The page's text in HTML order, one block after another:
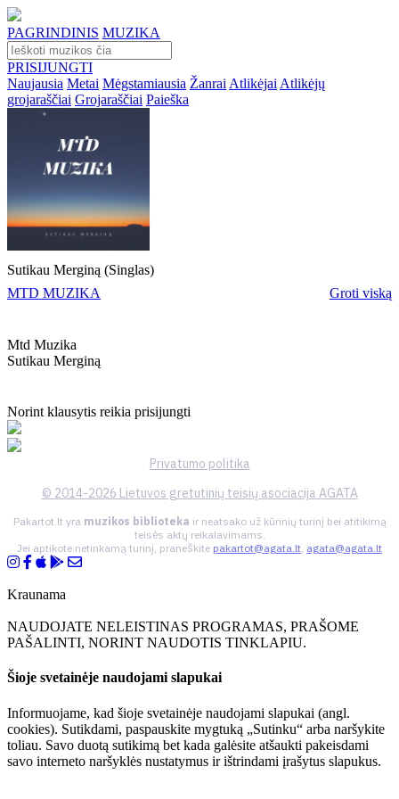
PAGRINDINIS MUZIKA
PRISIJUNGTI
Naujausia Metai Mėgstamiausia Žanrai Atlikėjai Atlikėjų
grojaraščiai Grojaraščiai Paieška
Sutikau Merginą (Singlas)
MTD MUZIKA
Groti viską
Mtd Muzika
Sutikau Merginą
Norint klausytis reikia prisijungti
Privatumo politika
© 2014-2026 Lietuvos gretutinių teisių asociacija AGATA
Pakartot.lt yra muzikos biblioteka ir neatsako už kūrinių turinį bei atitikimą
teisės aktų reikalavimams.
Jei aptikote netinkamą turinį, praneškite pakartot@agata.lt, agata@agata.lt
Kraunama
NAUDOJATE NELEISTINAS PROGRAMAS, PRAŠOME
PAŠALINTI, NORINT NAUDOTIS TINKLAPIU.
Šioje svetainėje naudojami slapukai
Informuojame, kad šioje svetainėje naudojami slapukai (angl.
cookies). Sutikdami, paspauskite mygtuką „Sutinku“ arba naršykite
toliau. Savo duotą sutikimą bet kada galėsite atšaukti pakeisdami
savo interneto naršyklės nustatymus ir ištrindami įrašytus slapukus.